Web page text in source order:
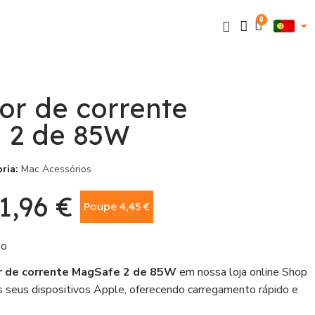
de corrente
de 85W
Mac Acessórios
€ Poupe 4,45 €
corrente MagSafe 2 de 85Wem nossa loja online Shop
seus dispositivos Apple, oferecendo carregamento rápido e
nossa oferta exclusiva. Este adaptador é essencial